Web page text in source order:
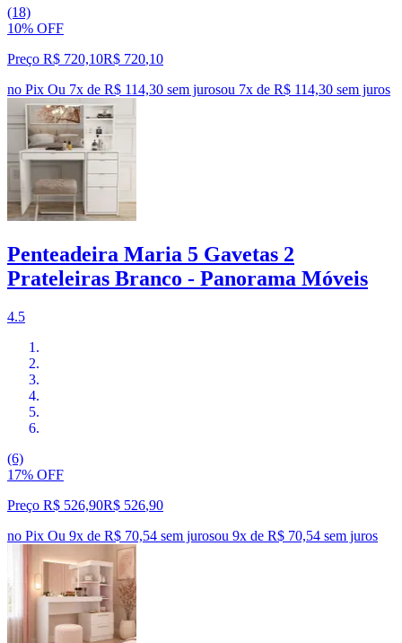
(18)
10% OFF
Preço R$ 720,10R$ 720,10
no Pix Ou 7x de R$ 114,30 sem jurosou 7x de R$ 114,30 sem juros
Penteadeira Maria 5 Gavetas 2
Prateleiras Branco - Panorama Móveis
4.5
(6)
17% OFF
Preço R$ 526,90R$ 526,90
no Pix Ou 9x de R$ 70,54 sem jurosou 9x de R$ 70,54 sem juros